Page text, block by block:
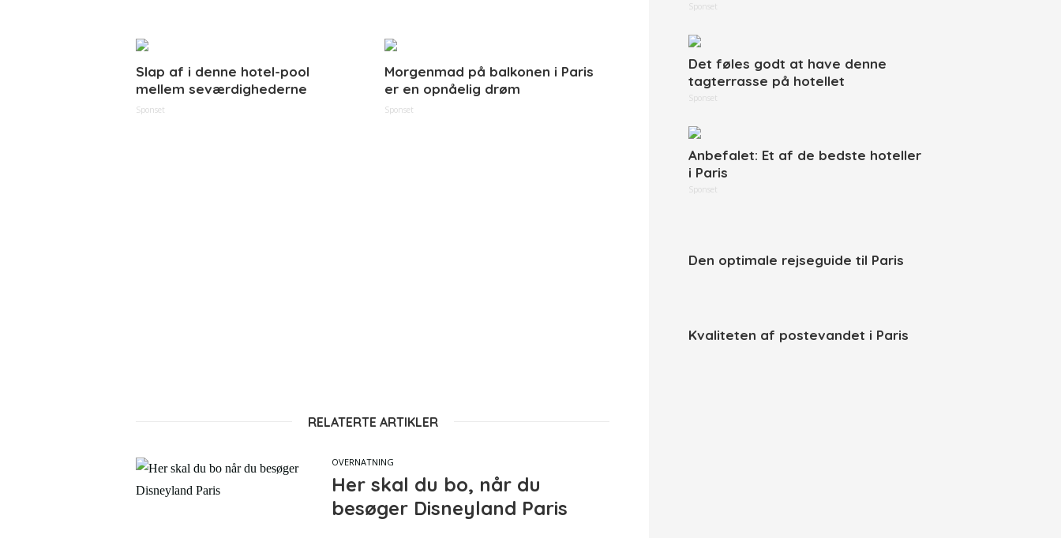
Slap af i denne hotel-pool
mellem seværdighederne
Sponset
Morgenmad på balkonen i Paris
er en opnåelig drøm
Sponset
RELATERTE ARTIKLER
OVERNATNING
Her skal du bo, når du
besøger Disneyland Paris
Sponset
Det føles godt at have denne
tagterrasse på hotellet
Sponset
Anbefalet: Et af de bedste hoteller
i Paris
Sponset
Den optimale rejseguide til Paris
Kvaliteten af postevandet i Paris